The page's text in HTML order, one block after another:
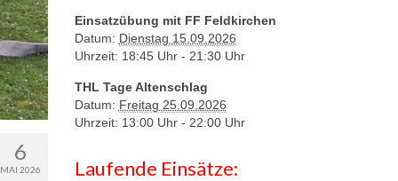
6
MAI 2026
Einsatzübung mit FF Feldkirchen
Datum: Dienstag 15.09.2026
Uhrzeit: 18:45 Uhr - 21:30 Uhr
THL Tage Altenschlag
Datum: Freitag 25.09.2026
Uhrzeit: 13:00 Uhr - 22:00 Uhr
Laufende Einsätze: